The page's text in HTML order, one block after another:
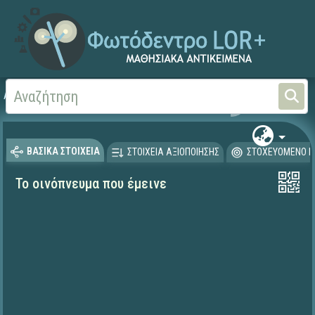
Αρχική
ΒΑΣΙΚΑ ΣΤΟΙΧΕΙΑ ΣΤΟΙΧΕΙΑ ΑΞΙΟΠΟΙΗΣΗΣ ΣΤΟΧΕΥΟΜΕΝΟ
Το οινόπνευμα που έμεινε